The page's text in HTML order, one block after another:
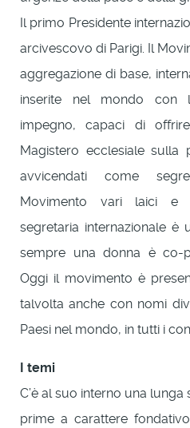
Il primo Presidente
arcivescovo di Parigi. Il
aggregazione di base,
inserite nel mondo con
impegno, capaci di
Magistero ecclesiale sulla
avvicendati come
Movimento vari laici e
segretaria internazionale è
sempre una donna è co-
Oggi il movimento è
talvolta anche con nomi
Paesi nel mondo, in tutti i
I temi
C’è al suo interno una
prime a carattere